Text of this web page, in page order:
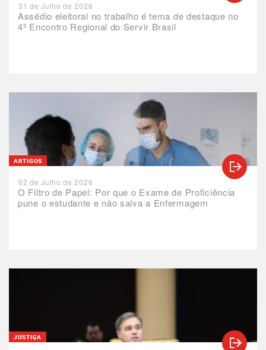
Assédio eleitoral no trabalho é tema de destaque no
4º Encontro Regional do Servir Brasil
31 de Julho de 2026
O Filtro de Papel: Por que o Exame de Proficiência
pune o estudante e não salva a Enfermagem
ARTIGOS
02 de Julho de 2026
JUSTIÇA